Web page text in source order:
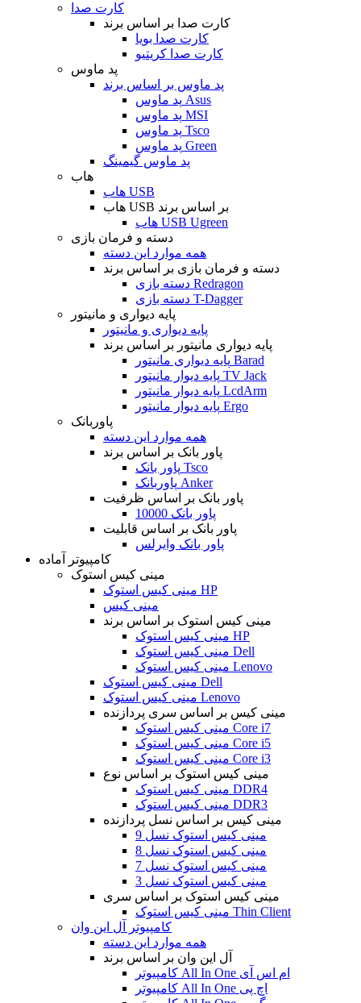
کارت صدا
کارت صدا بر اساس برند
کارت صدا بویا
کارت صدا کریتیو
پد ماوس
پد ماوس بر اساس برند
پد ماوس Asus
پد ماوس MSI
پد ماوس Tsco
پد ماوس Green
پد ماوس گیمینگ
هاب
هاب USB
هاب USB بر اساس برند
هاب USB Ugreen
دسته و فرمان بازی
همه موارد این دسته
دسته و فرمان بازی بر اساس برند
دسته بازی Redragon
دسته بازی T-Dagger
پایه دیواری و مانیتور
پایه دیواری و مانیتور
پایه دیواری مانیتور بر اساس برند
پایه دیواری مانیتور Barad
پایه دیوار مانیتور TV Jack
پایه دیوار مانیتور LcdArm
پایه دیوار مانیتور Ergo
پاوربانک
همه موارد این دسته
پاور بانک بر اساس برند
پاور بانک Tsco
پاوربانک Anker
پاور بانک بر اساس ظرفیت
پاور بانک 10000
پاور بانک بر اساس قابلیت
پاور بانک وایرلس
کامپیوتر آماده
مینی کیس استوک
مینی کیس استوک HP
مینی کیس
مینی کیس استوک بر اساس برند
مینی کیس استوک HP
مینی کیس استوک Dell
مینی کیس استوک Lenovo
مینی کیس استوک Dell
مینی کیس استوک Lenovo
مینی کیس بر اساس سری پردازنده
مینی کیس استوک Core i7
مینی کیس استوک Core i5
مینی کیس استوک Core i3
مینی کیس استوک بر اساس نوع
مینی کیس استوک DDR4
مینی کیس استوک DDR3
مینی کیس بر اساس نسل پردازنده
مینی کیس استوک نسل 9
مینی کیس استوک نسل 8
مینی کیس استوک نسل 7
مینی کیس استوک نسل 3
مینی کیس استوک بر اساس سری
مینی کیس استوک Thin Client
کامپیوتر آل این وان
همه موارد این دسته
آل این وان بر اساس برند
کامپیوتر All In One ام اس آی
کامپیوتر All In One اچ پی